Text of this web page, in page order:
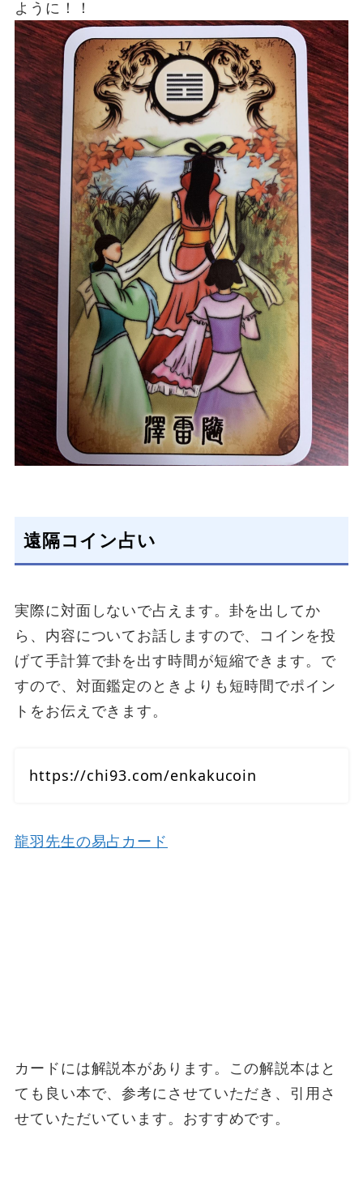
ように！！
遠隔コイン占い
実際に対面しないで占えます。卦を出してか
ら、内容についてお話しますので、コインを投
げて手計算で卦を出す時間が短縮できます。で
すので、対面鑑定のときよりも短時間でポイン
トをお伝えできます。
https://chi93.com/enkakucoin
龍羽先生の易占カード
カードには解説本があります。この解説本はと
ても良い本で、参考にさせていただき、引用さ
せていただいています。おすすめです。